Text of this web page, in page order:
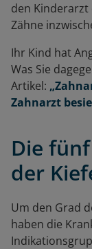
den Kinderarzt
Zähne
Ihr Kind hat
Was Sie
Artikel:
Zahnarzt
Die
der
Um den Grad
haben die